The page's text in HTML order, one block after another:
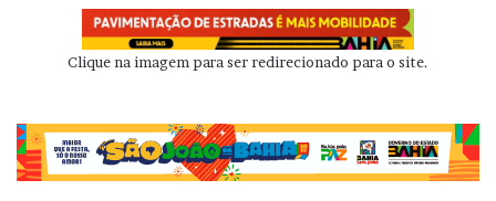
Clique na imagem para ser redirecionado para o site.